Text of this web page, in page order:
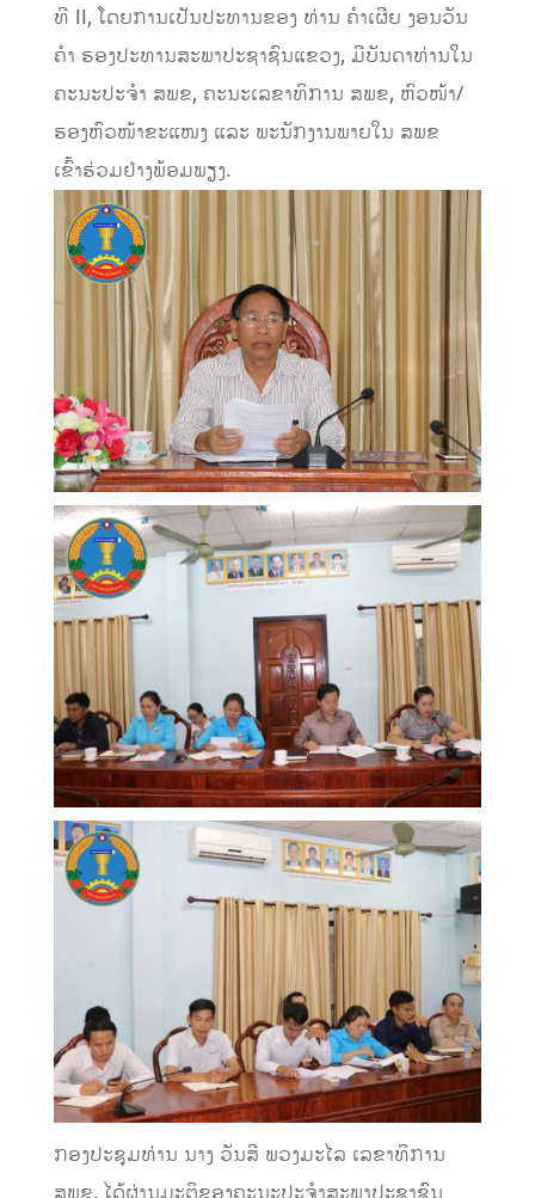
ທີ II, ໂດຍການເປັນປະທານຂອງ ທ່ານ ຄໍາເຜີຍ ງອນວັນ
ຄຳ ຮອງປະທານສະພາປະຊາຊົນແຂວງ, ມີບັນດາທ່ານໃນ
ຄະນະປະຈໍາ ສພຂ, ຄະນະເລຂາທິການ ສພຂ, ຫົວໜ້າ/
ຮອງຫົວໜ້າຂະແໜງ ແລະ ພະນັກງານພາຍໃນ ສພຂ
ເຂົ້າຮ່ວມຢ່າງພ້ອມພຽງ.
ກອງປະຊຸມທ່ານ ນາງ ວັນສີ ພວງມະໄລ ເລຂາທິການ